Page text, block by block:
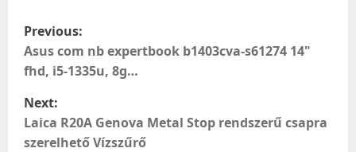
P
o
s
t
Previous:
Asus com nb expertbook b1403cva-s61274 14"
fhd, i5-1335u, 8g…
Next:
Laica R20A Genova Metal Stop rendszerű csapra
szerelhető Vízszűrő